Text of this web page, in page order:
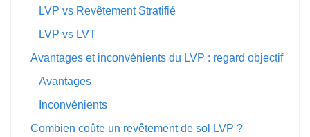
LVP vs Revêtement Stratifié
LVP vs LVT
Avantages et inconvénients du LVP : regard objectif
Avantages
Inconvénients
Combien coûte un revêtement de sol LVP ?